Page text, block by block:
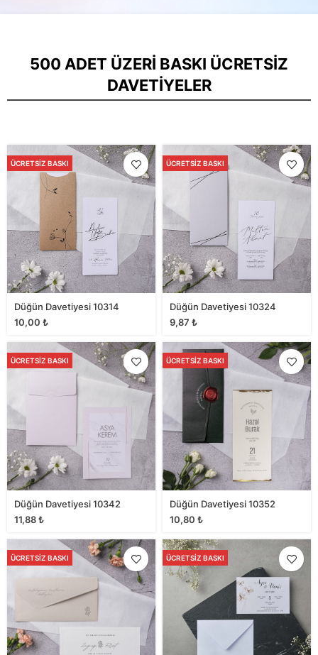
500 ADET ÜZERI BASKI ÜCRETSIZ
DAVETIYELER
ÜCRETSIZ BASKI
Düğün Davetiyesi 10314
10,00 ₺
ÜCRETSIZ BASKI
Düğün Davetiyesi 10324
9,87 ₺
ÜCRETSIZ BASKI
Düğün Davetiyesi 10342
11,88₺
ÜCRETSIZ BASKI
Düğün Davetiyesi 10352
10,80 ₺
ÜCRETSIZ BASKI ÜCRETSIZ BASKI